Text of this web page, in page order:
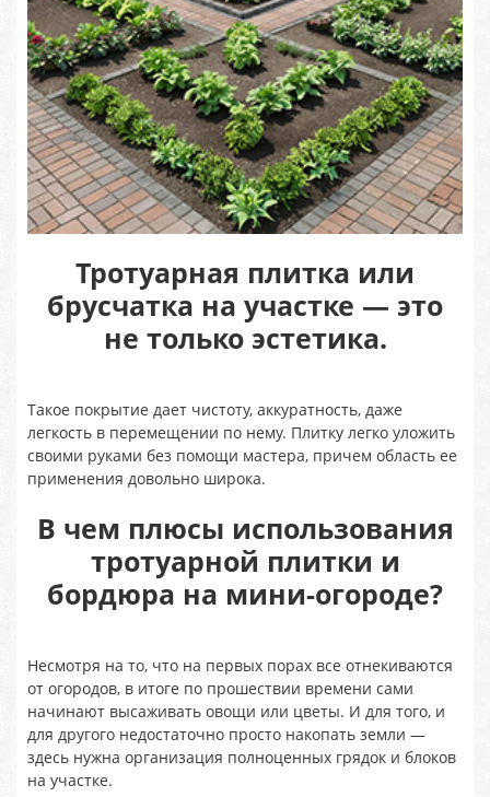
Тротуарная плитка или
брусчатка на участке — это
не только эстетика.
Такое покрытие дает чистоту, аккуратность, даже
легкость в перемещении по нему. Плитку легко уложить
своими руками без помощи мастера, причем область ее
применения довольно широка.
В чем плюсы использования
тротуарной плитки и
бордюра на мини-огороде?
Несмотря на то, что на первых порах все отнекиваются
от огородов, в итоге по прошествии времени сами
начинают высаживать овощи или цветы. И для того, и
для другого недостаточно просто накопать земли —
здесь нужна организация полноценных грядок и блоков
на участке.